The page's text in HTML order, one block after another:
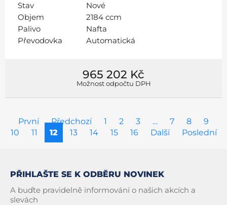
Stav
Nové
Objem
2184 ccm
Palivo
Nafta
Převodovka
Automatická
965 202 Kč
Možnost odpočtu DPH
První Předchozí 1 2 3 … 7 8
9
10
11 12 13 14 15 16 Další Poslední
PŘIHLAŠTE SE K ODBĚRU NOVINEK
A buďte pravidelně informování o našich akcích a
slevách